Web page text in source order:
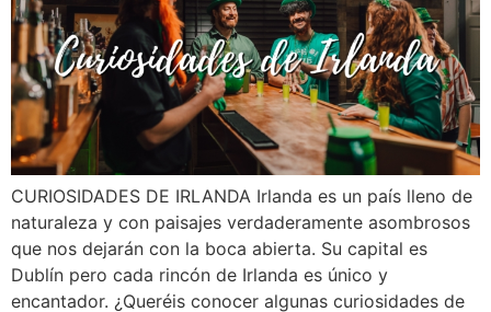
CURIOSIDADES DE IRLANDA Irlanda es un país lleno de
naturaleza y con paisajes verdaderamente asombrosos
que nos dejarán con la boca abierta. Su capital es
Dublín pero cada rincón de Irlanda es único y
encantador. ¿Queréis conocer algunas curiosidades de